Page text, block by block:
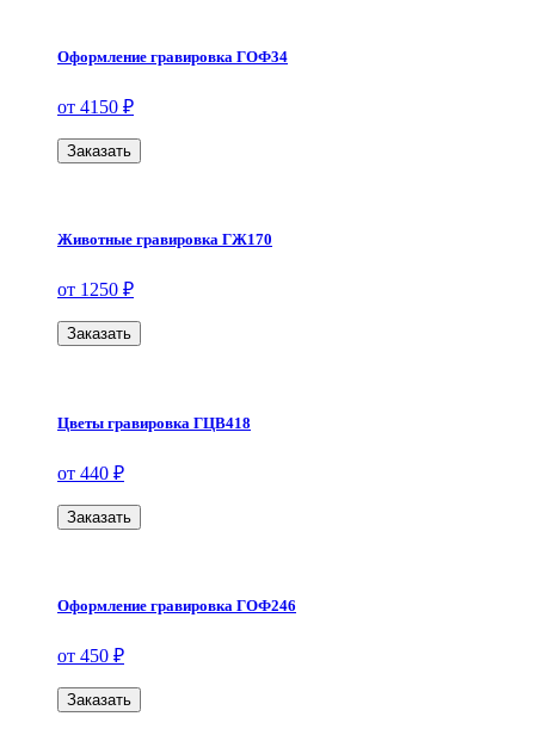
Оформление гравировка ГОФ34
от 4150 ₽
Заказать
Животные гравировка ГЖ170
от 1250 ₽
Заказать
Цветы гравировка ГЦВ418
от 440 ₽
Заказать
Оформление гравировка ГОФ246
от 450 ₽
Заказать